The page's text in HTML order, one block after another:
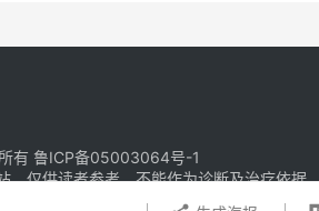
有 鲁ICP备05003064号-1
，仅供读者参考，不能作为诊断及治疗依